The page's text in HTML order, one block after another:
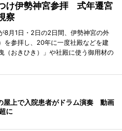
け伊勢神宮参拝 式年遷宮
察
8月1日・2日の2日間、伊勢神宮の外
を参拝し、20年に一度社殿などを建
（おきひき）」や社殿に使う御用材の
屋上で入院患者がドラム演奏 動画
に